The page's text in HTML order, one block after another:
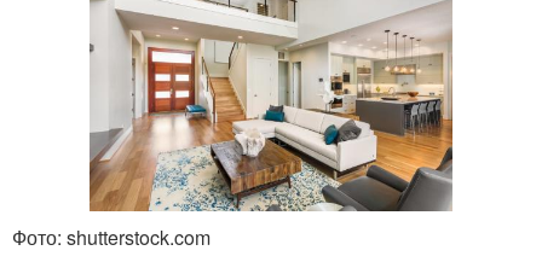
Фото: shutterstock.com